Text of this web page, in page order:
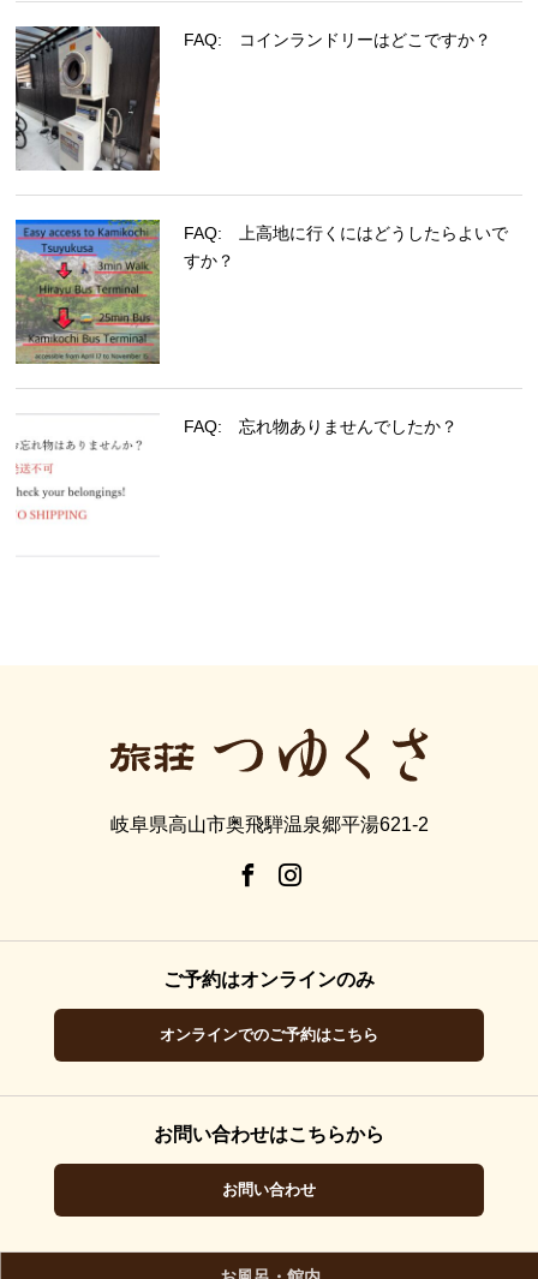
FAQ: コインランドリーはどこですか？
FAQ: 上高地に行くにはどうしたらよいで
すか？
FAQ: 忘れ物ありませんでしたか？
岐阜県高山市奥飛騨温泉郷平湯621-2
ご予約はオンラインのみ
オンラインでのご予約はこちら
お問い合わせはこちらから
お問い合わせ